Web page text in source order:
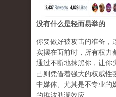
没有什么是轻而易举的
你要做好被攻击的准备，
实摆在面前时，所有权力
通过不断地抹黑你，让你
己则凭借着强大的权威性
中媒体、尤其是不专业的
的推波助澜效应。